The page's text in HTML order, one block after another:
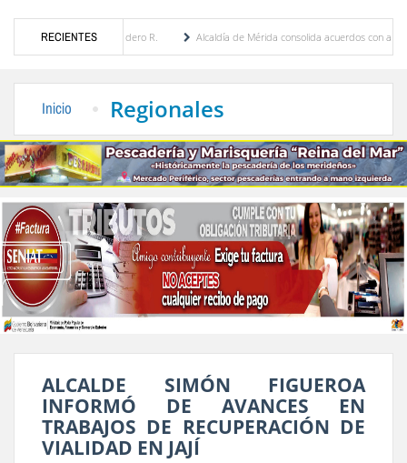
RECIENTES
Cordero R.
Alcaldía de Mérida consolida acuerdos con adjudicatarios del
Inicio Regionales
ALCALDE SIMÓN FIGUEROA
INFORMÓ DE AVANCES EN
TRABAJOS DE RECUPERACIÓN DE
VIALIDAD EN JAJÍ